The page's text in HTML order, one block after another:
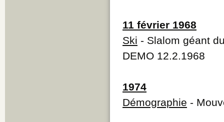
11 février 1968
Ski - Slalom géant
DEMO 12.2.1968
1974
Démographie -